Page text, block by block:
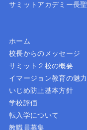
サミットアカデミー長聖
ホーム
校長からのメッセージ
サミット２校の概要
イマージョン教育の魅力
いじめ防止基本方針
学校評価
転入学について
教職員募集